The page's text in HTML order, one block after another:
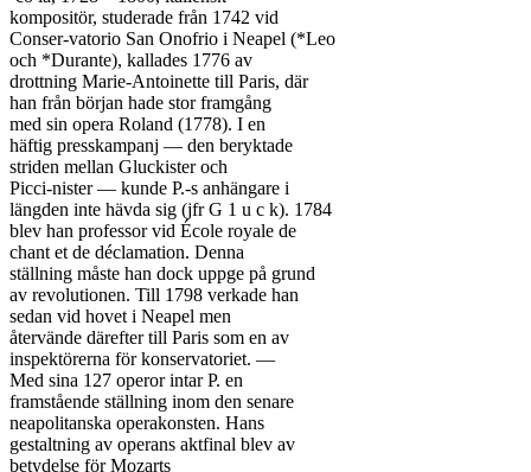
kompositör, studerade från 1742 vid
Conser-vatorio San Onofrio i Neapel (*Leo
och *Durante), kallades 1776 av
drottning Marie-Antoinette till Paris, där
han från början hade stor framgång
med sin opera Roland (1778). I en
häftig presskampanj — den beryktade
striden mellan Gluckister och
Picci-nister — kunde P.-s anhängare i
längden inte hävda sig (jfr G 1 u c k). 1784
blev han professor vid École royale de
chant et de déclamation. Denna
ställning måste han dock uppge på grund
av revolutionen. Till 1798 verkade han
sedan vid hovet i Neapel men
återvände därefter till Paris som en av
inspektörerna för konservatoriet. —
Med sina 127 operor intar P. en
framstående ställning inom den senare
neapolitanska operakonsten. Hans
gestaltning av operans aktfinal blev av
betydelse för Mozarts